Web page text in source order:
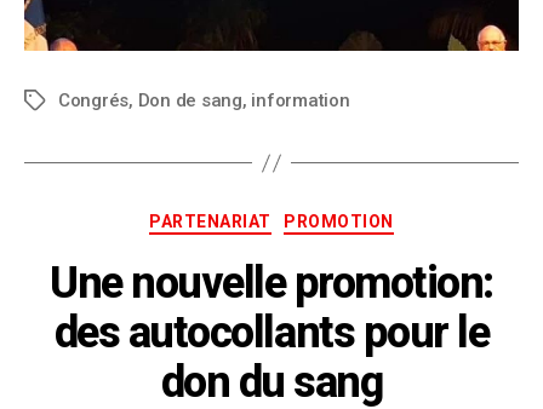
Congrés, Don de sang, information
PARTENARIAT PROMOTION
Une nouvelle promotion:
des autocollants pour le
don du sang